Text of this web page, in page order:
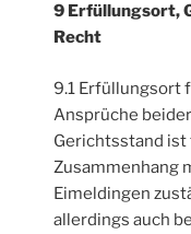
9 Erfüllungsort,
Recht
9.1 Erfüllungsort
Ansprüche
Gerichtsstand
Zusammenhang
Eimeldingen
allerdings auch